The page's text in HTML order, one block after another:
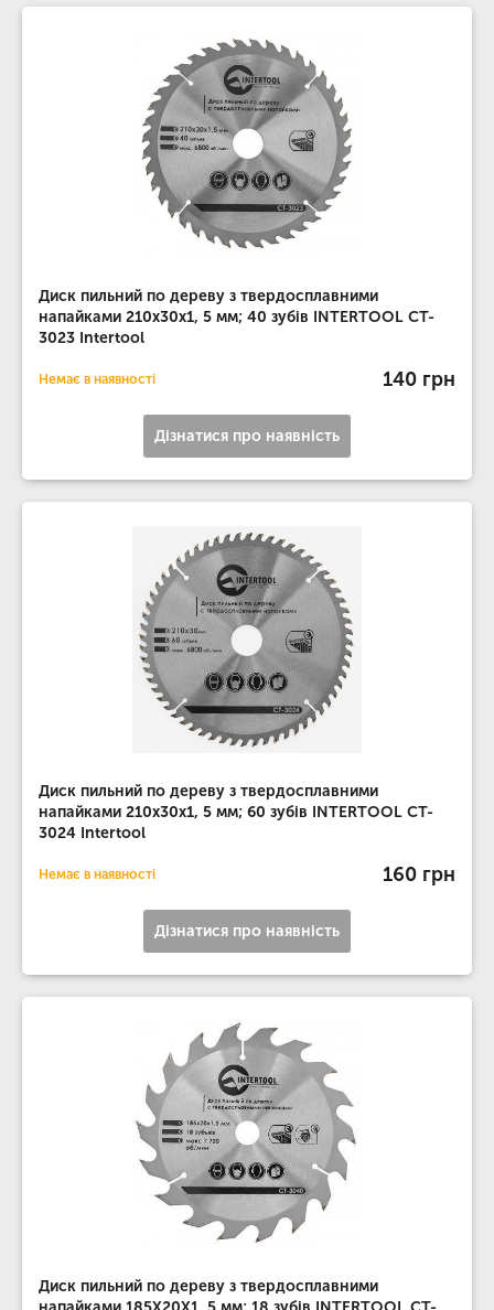
Диск пильний по дереву з твердосплавними
напайками 210x30x1, 5 мм; 40 зубів INTERTOOL CT-
3023 Intertool
Немає в наявності 140 грн
Дізнатися про наявність
Диск пильний по дереву з твердосплавними
напайками 210x30x1, 5 мм; 60 зубів INTERTOOL CT-
3024 Intertool
Немає в наявності 160 грн
Дізнатися про наявність
Диск пильний по дереву з твердосплавними